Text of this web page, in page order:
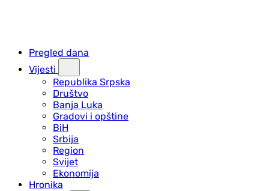
Pregled dana
Vijesti
Republika Srpska
Društvo
Banja Luka
Gradovi i opštine
BiH
Srbija
Region
Svijet
Ekonomija
Hronika